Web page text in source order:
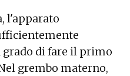
l'apparato
di fare il primo
grembo materno,